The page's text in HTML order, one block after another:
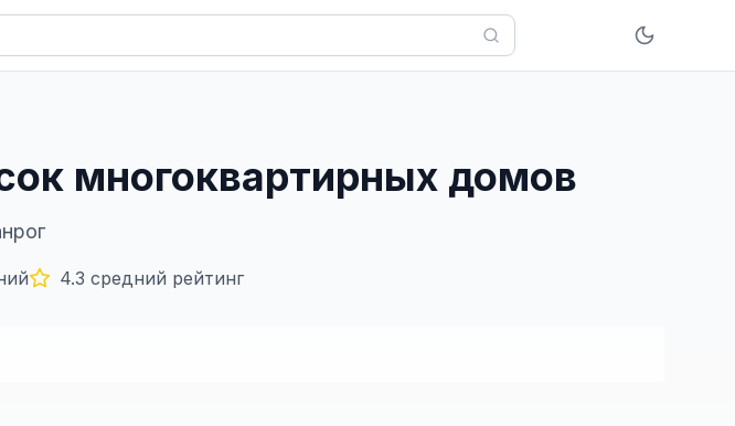
многоквартирных домов
4.3 средний рейтинг